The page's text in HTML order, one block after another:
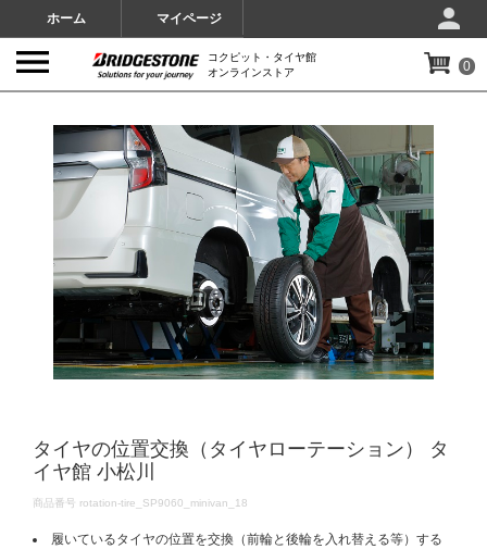
ホーム マイページ
コクピット・タイヤ館
オンラインストア
0
タイヤの位置交換（タイヤローテーション） タ
イヤ館 小松川
DETAILS
商品番号 rotation-tire_SP9060_minivan_18
履いているタイヤの位置を交換（前輪と後輪を入れ替える等）する